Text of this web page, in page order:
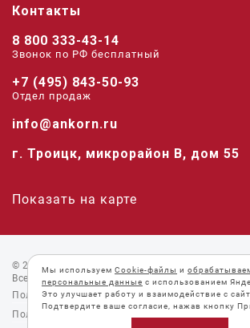
Контакты
8 800 333-43-14
Звонок по РФ беcплатный
+7 (495) 843-50-93
Отдел продаж
info@ankorn.ru
г. Троицк, микрорайон В, дом 55
Показать на карте
© 2026 «Анкорн».
Все права защищены.
Пользовательское соглашение
Политика конфиденциальности
Мы используем Cookie-файлы и
персональные данные с использованием
Это улучшает работу и взаимодействие с
Подтвердите ваше согласие, нажав кнопку